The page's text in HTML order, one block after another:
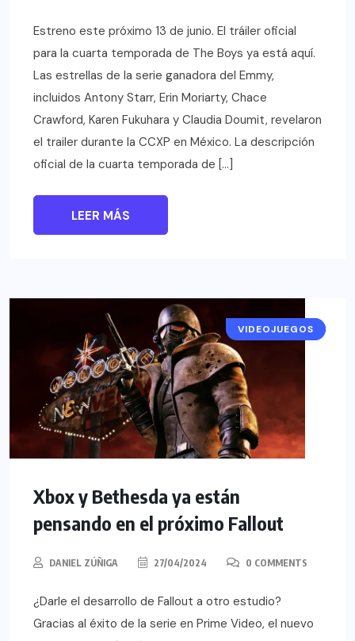
Estreno este próximo 13 de junio. El tráiler oficial
para la cuarta temporada de The Boys ya está aquí.
Las estrellas de la serie ganadora del Emmy,
incluidos Antony Starr, Erin Moriarty, Chace
Crawford, Karen Fukuhara y Claudia Doumit, revelaron
el trailer durante la CCXP en México. La descripción
oficial de la cuarta temporada de […]
LEER MÁS
NOTICIAS
VIDEOJUEGOS
Xbox y Bethesda ya están
pensando en el próximo Fallout
DANIEL ZÚÑIGA 27/04/2024 0 COMMENTS
¿Darle el desarrollo de Fallout a otro estudio?
Gracias al éxito de la serie en Prime Video, el nuevo